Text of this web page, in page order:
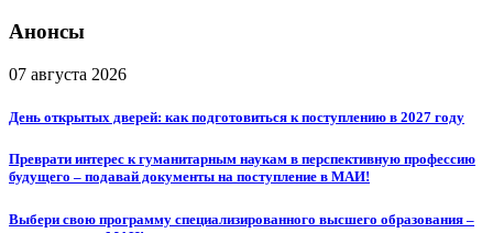
Анонсы
07 августа 2026
День открытых дверей: как подготовиться к поступлению в 2027 году
Преврати интерес к гуманитарным наукам в перспективную профессию
будущего – подавай документы на поступление в МАИ!
Выбери свою программу специализированного высшего образования –